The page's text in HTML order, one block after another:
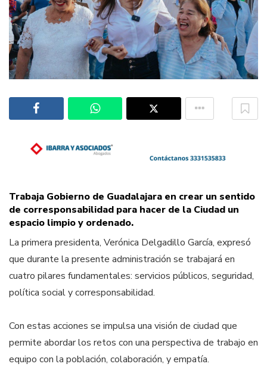
Trabaja Gobierno de Guadalajara en crear un sentido
de corresponsabilidad para hacer de la Ciudad un
espacio limpio y ordenado.
La primera presidenta, Verónica Delgadillo García, expresó
que durante la presente administración se trabajará en
cuatro pilares fundamentales: servicios públicos, seguridad,
política social y corresponsabilidad.
Con estas acciones se impulsa una visión de ciudad que
permite abordar los retos con una perspectiva de trabajo en
equipo con la población, colaboración, y empatía.